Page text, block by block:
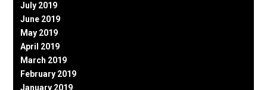
July 2019
June 2019
May 2019
April 2019
March 2019
February 2019
January 2019